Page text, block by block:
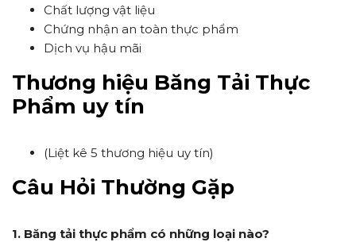
Chất lượng vật liệu
Chứng nhận an toàn thực phẩm
Dịch vụ hậu mãi
Thương hiệu Băng Tải Thực
Phẩm uy tín
(Liệt kê 5 thương hiệu uy tín)
Câu Hỏi Thường Gặp
1. Băng tải thực phẩm có những loại nào?